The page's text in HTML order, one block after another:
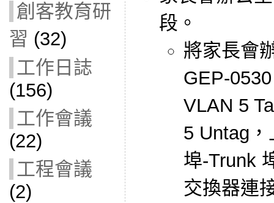
創客教育研
習 (32)
工作日誌
(156)
工作會議
(22)
工程會議
(2)
段。
將家長會
GEP-
VLAN 5
5 Untag
埠-Trunk
交換器連